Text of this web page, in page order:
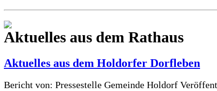
Aktuelles aus dem Rathaus
Aktuelles aus dem Holdorfer Dorfleben
Bericht von: Pressestelle Gemeinde Holdorf